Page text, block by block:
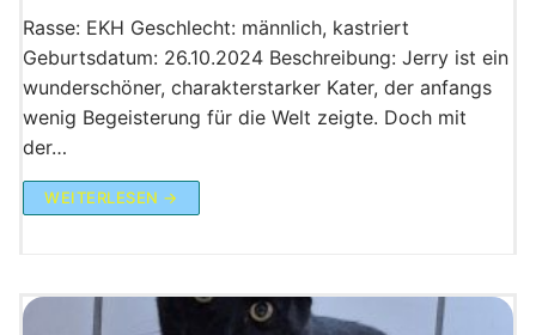
Rasse: EKH Geschlecht: männlich, kastriert
Geburtsdatum: 26.10.2024 Beschreibung: Jerry ist ein
wunderschöner, charakterstarker Kater, der anfangs
wenig Begeisterung für die Welt zeigte. Doch mit
der…
WEITERLESEN →